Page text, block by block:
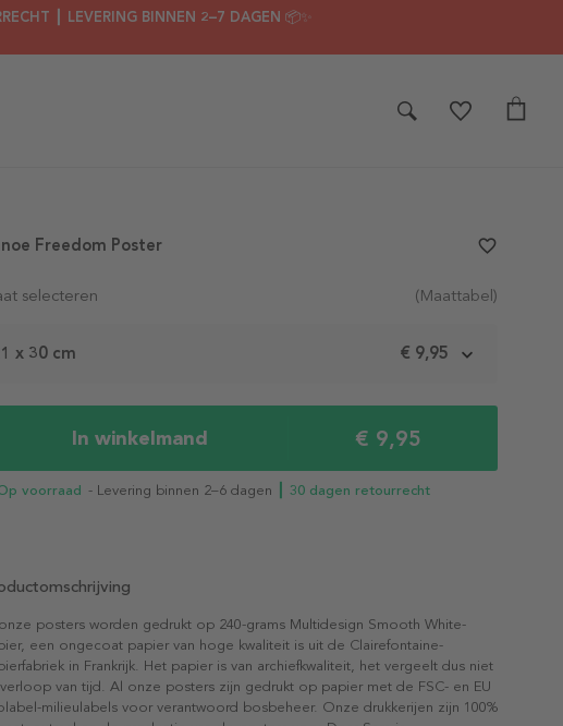
┃ LEVERING BINNEN 2–7 DAGEN 📦✨
selecteren (Maattabel)
x 30 cm € 9,95
In winkelmand € 9,95
voorraad - Levering binnen 2–6 dagen ┃ 30 dagen retourrecht
Freedom Poster favorite_border
posters worden gedrukt op 240-grams Multidesign Smooth White-
een ongecoat papier van hoge kwaliteit is uit de Clairefontaine-
in Frankrijk. Het papier is van archiefkwaliteit, het vergeelt dus niet
van tijd. Al onze posters zijn gedrukt op papier met de FSC- en EU
milieulabels voor verantwoord bosbeheer. Onze drukkerijen zijn 100%